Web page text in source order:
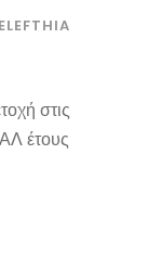
στις
έτους